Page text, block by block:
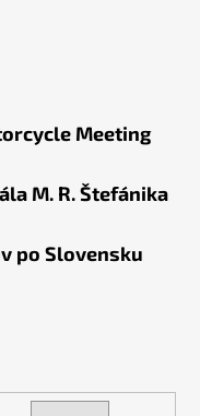
Meeting
M. R. Štefánika
po Slovensku